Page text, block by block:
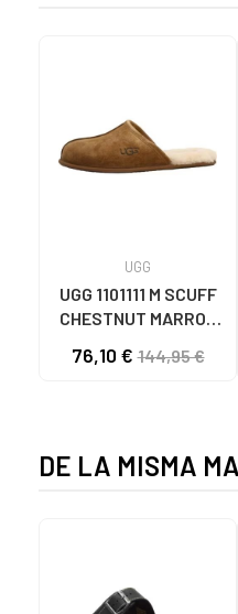
UGG
UGG 1101111 M SCUFF
CHESTNUT MARRON
76,10 €144,95 €
DE LA MISMA